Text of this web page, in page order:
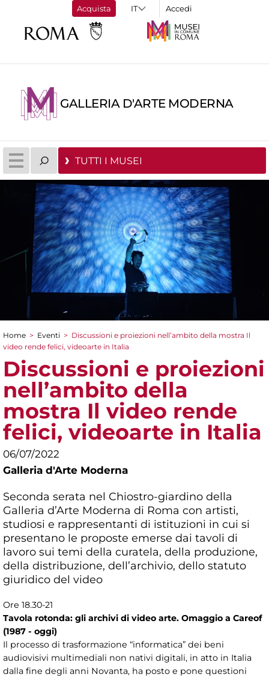
Acquista Accedi
GALLERIA D'ARTE MODERNA
TUTTI I MUSEI
Tu sei qui
Home > Eventi > Discussioni e proiezioni nell’ambito della mostra Il
video rende felici, videoarte in Italia
Discussioni e proiezioni
nell’ambito della
mostra Il video rende
felici, videoarte in Italia
06/07/2022
Galleria d'Arte Moderna
Seconda serata nel Chiostro-giardino della
Galleria d’Arte Moderna di Roma con artisti,
studiosi e rappresentanti di istituzioni in cui si
presentano le proposte emerse dai tavoli di
lavoro sui temi della curatela, della produzione,
della distribuzione, dell’archivio, dello statuto
giuridico del video
Ore 18.30-21
Tavola rotonda: gli archivi di video arte. Omaggio a Careof
(1987 - oggi)
Il processo di trasformazione “informatica” dei beni
audiovisivi multimediali non nativi digitali, in atto in Italia
dalla fine degli anni Novanta, ha posto e pone questioni